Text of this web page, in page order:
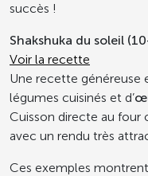
succès !
Shakshuka du soleil
Voir la recette
Une recette généreuse
légumes cuisinés et d’
Cuisson directe au four
avec un rendu très
Ces exemples